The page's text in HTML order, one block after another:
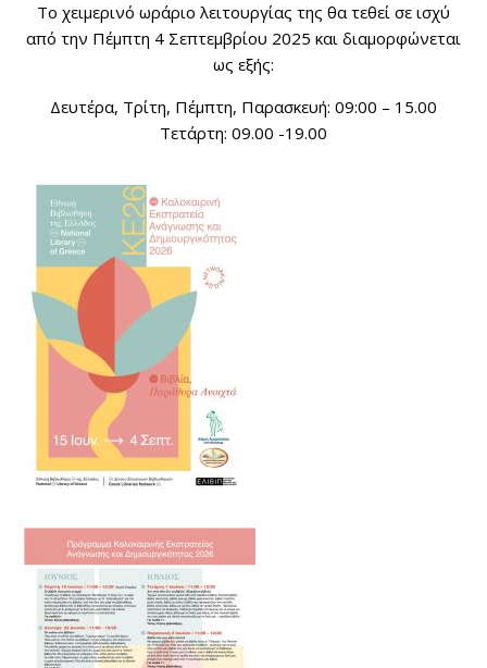
Tο χειμερινό ωράριο λειτουργίας της θα τεθεί σε ισχύ
από την Πέμπτη 4 Σεπτεμβρίου 2025 και διαμορφώνεται
ως εξής:
Δευτέρα, Τρίτη, Πέμπτη, Παρασκευή: 09:00 – 15.00
Τετάρτη: 09.00 -19.00